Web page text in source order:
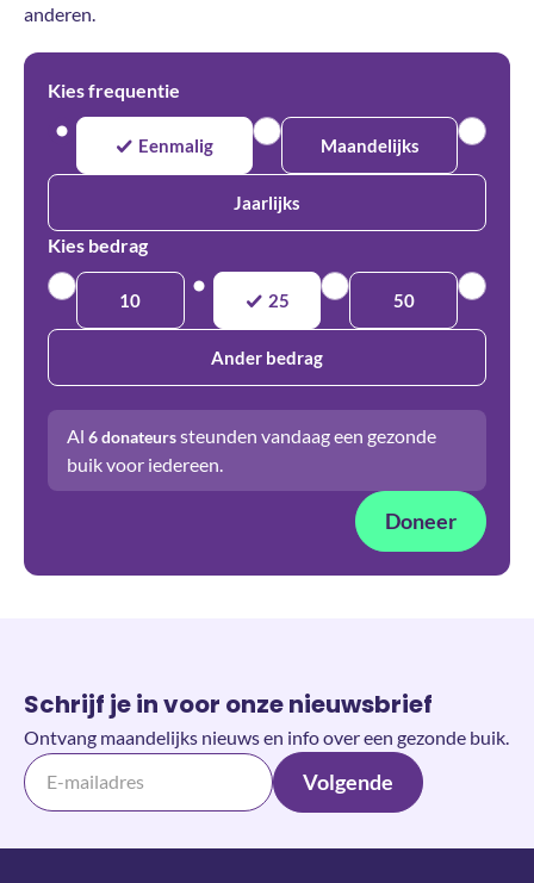
anderen.
Kies frequentie
Eenmalig Maandelijks
Jaarlijks
Kies bedrag
10 25 50
Ander bedrag
Al 6donateurssteunden vandaag een gezonde
buik voor iedereen.
Doneer
Schrijf je in voor onze nieuwsbrief
Ontvang maandelijks nieuws en info over een gezonde buik.
Volgende